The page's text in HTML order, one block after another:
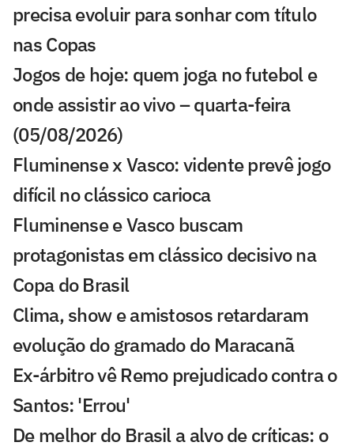
precisa evoluir para sonhar com título
nas Copas
Jogos de hoje: quem joga no futebol e
onde assistir ao vivo – quarta-feira
(05/08/2026)
Fluminense x Vasco: vidente prevê jogo
difícil no clássico carioca
Fluminense e Vasco buscam
protagonistas em clássico decisivo na
Copa do Brasil
Clima, show e amistosos retardaram
evolução do gramado do Maracanã
Ex-árbitro vê Remo prejudicado contra o
Santos: 'Errou'
De melhor do Brasil a alvo de críticas: o